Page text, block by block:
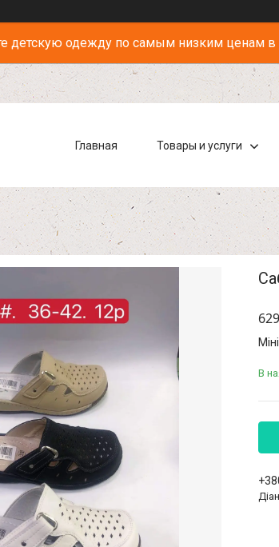
детскую одежду по самым низким ценам в
Главная Товары и услуги
В